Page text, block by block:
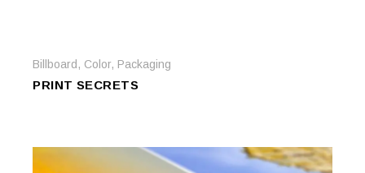
Billboard , Color, Packaging
PRINT SECRETS